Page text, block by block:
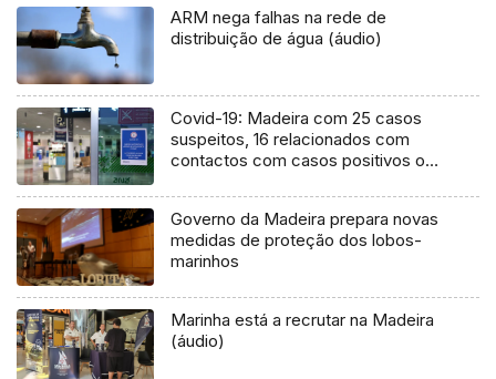
ARM nega falhas na rede de
distribuição de água (áudio)
Covid-19: Madeira com 25 casos
suspeitos, 16 relacionados com
contactos com casos positivos ou
Governo da Madeira prepara novas
medidas de proteção dos lobos-
marinhos
Marinha está a recrutar na Madeira
(áudio)